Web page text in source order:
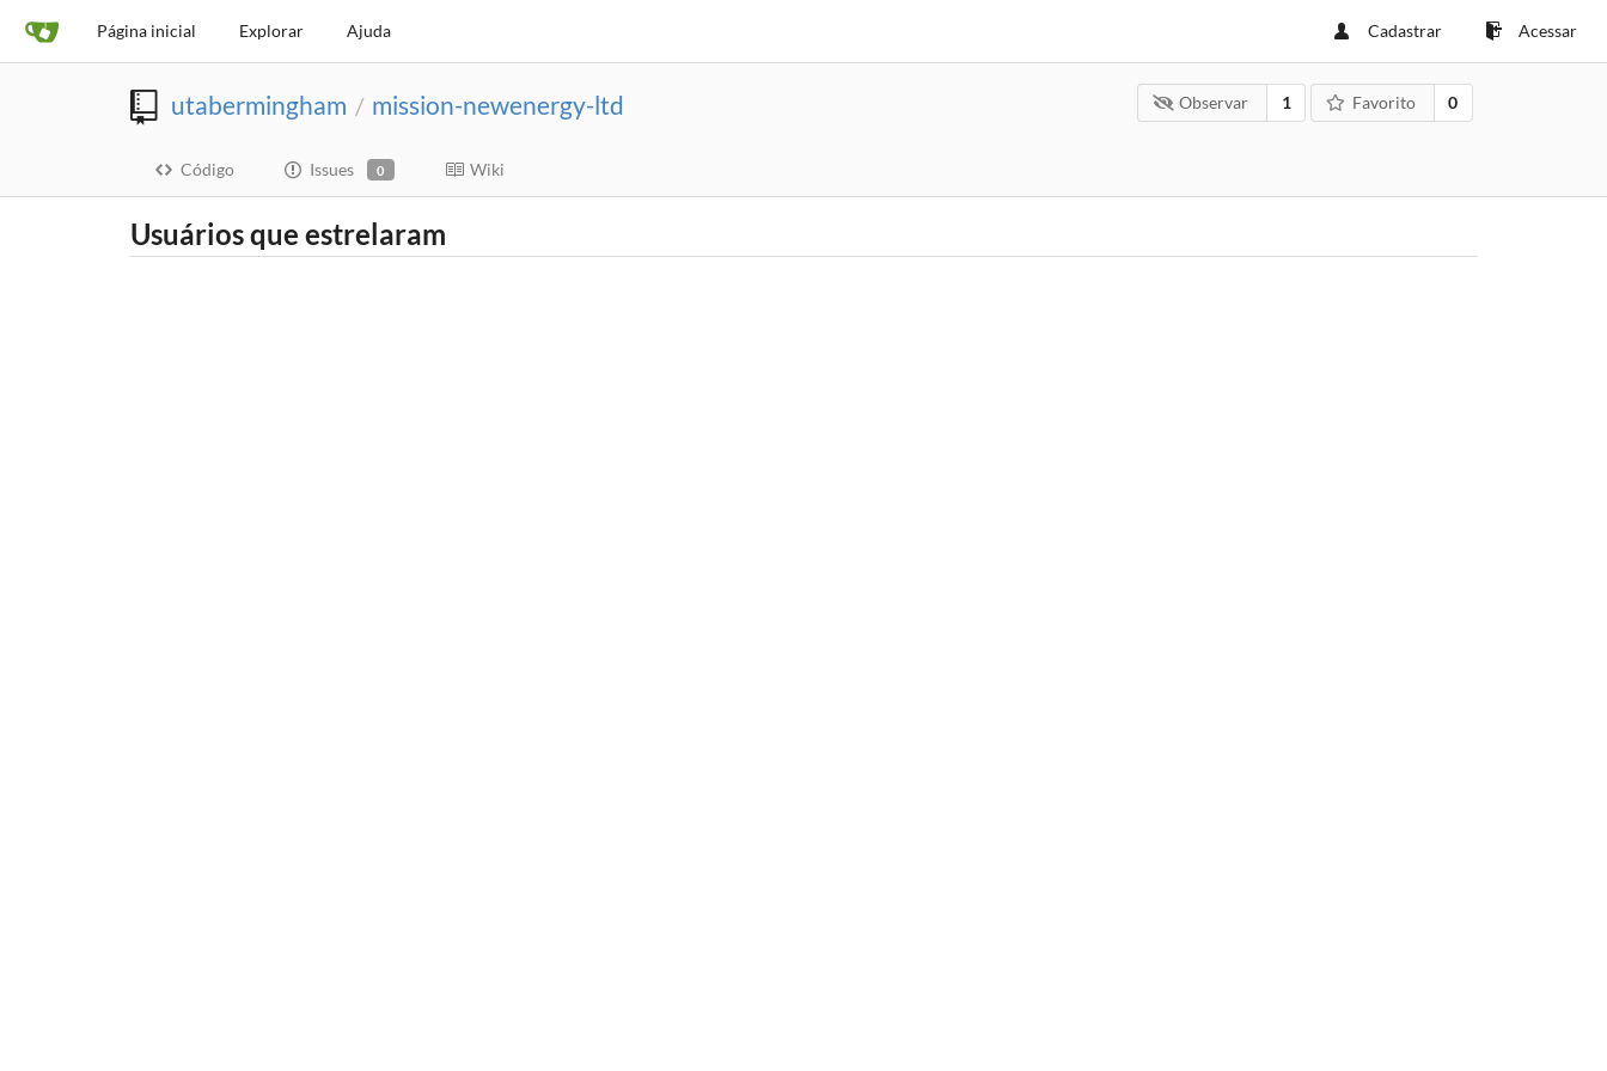
Página inicial Explorar Ajuda Cadastrar Acessar
utabermingham / mission-newenergy-ltd Observar 1 Favorito 0
Código Issues 0 Wiki
Usuários que estrelaram